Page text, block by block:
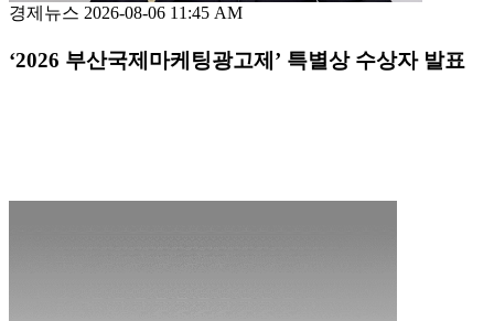
경제뉴스 2026-08-06 11:45 AM
‘2026 부산국제마케팅광고제’ 특별상 수상자 발표